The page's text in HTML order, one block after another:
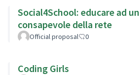
Social4School: educare ad
consapevole della rete
Official proposal 0
Coding Girls